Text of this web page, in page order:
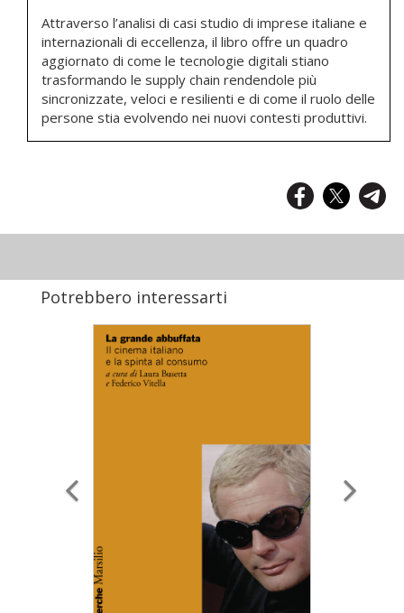
Attraverso l’analisi di casi studio di imprese italiane e
internazionali di eccellenza, il libro offre un quadro
aggiornato di come le tecnologie digitali stiano
trasformando le supply chain rendendole più
sincronizzate, veloci e resilienti e di come il ruolo delle
persone stia evolvendo nei nuovi contesti produttivi.
Potrebbero interessarti